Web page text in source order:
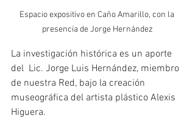
Espacio expositivo en Caño Amarillo, con la
presencia de Jorge Hernández
La investigación histórica es un aporte
del  Lic. Jorge Luis Hernández, miembro
de nuestra Red, bajo la creación
museográfica del artista plástico Alexis
Higuera.